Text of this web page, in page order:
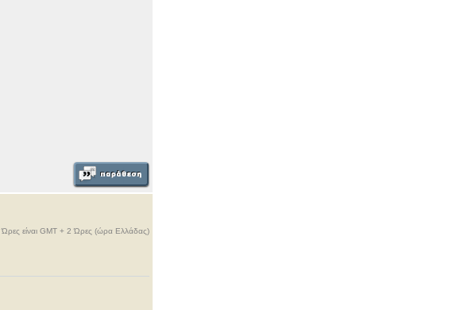
Ώρες είναι GMT + 2 Ώρες (ώρα Ελλάδας)